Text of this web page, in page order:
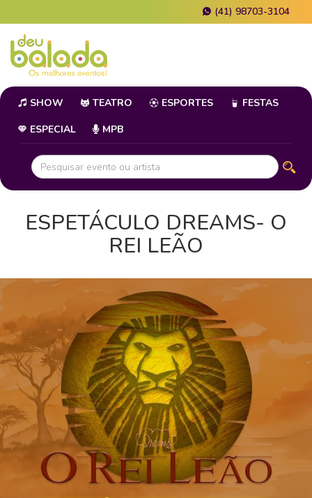
(41) 98703-3104
SHOW TEATRO ESPORTES FESTAS
ESPECIAL MPB
ESPETÁCULO DREAMS- O
REI LEÃO